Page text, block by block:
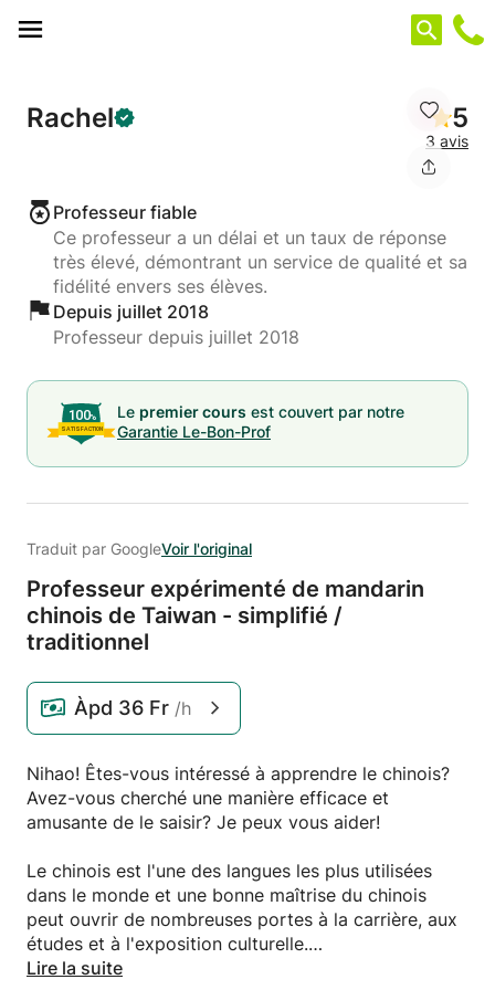
Rachel 5
3 avis
Professeur fiable
Ce professeur a un délai et un taux de réponse
très élevé, démontrant un service de qualité et sa
fidélité envers ses élèves.
Depuis juillet 2018
Professeur depuis juillet 2018
Le premier cours est couvert par notre
Garantie Le-Bon-Prof
Traduit par GoogleVoir l'original
Professeur expérimenté de mandarin
chinois de Taiwan - simplifié /
traditionnel
Àpd 36 Fr /h
Nihao! Êtes-vous intéressé à apprendre le chinois?
Avez-vous cherché une manière efficace et
amusante de le saisir? Je peux vous aider!
Le chinois est l'une des langues les plus utilisées
dans le monde et une bonne maîtrise du chinois
peut ouvrir de nombreuses portes à la carrière, aux
études et à l'exposition culturelle.
Lire la suite